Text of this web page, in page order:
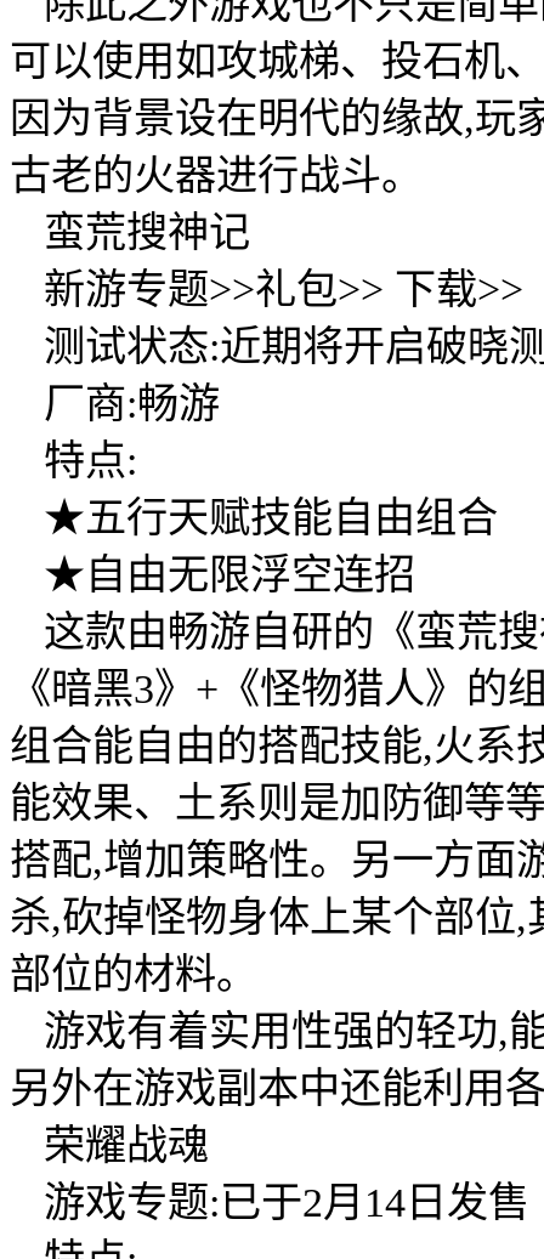
可以使用如攻城梯、投石机
因为背景设在明代的缘故,玩
古老的火器进行战斗。
蛮荒搜神记
新游专题>>礼包>> 下载>>
测试状态:近期将开启破晓
厂商:畅游
特点:
★五行天赋技能自由组合
★自由无限浮空连招
这款由畅游自研的《蛮荒
《暗黑3》+《怪物猎人》的
组合能自由的搭配技能,火系
能效果、土系则是加防御等
搭配,增加策略性。另一方面
杀,砍掉怪物身体上某个部位
部位的材料。
游戏有着实用性强的轻功,
另外在游戏副本中还能利用
荣耀战魂
游戏专题:已于2月14日发售